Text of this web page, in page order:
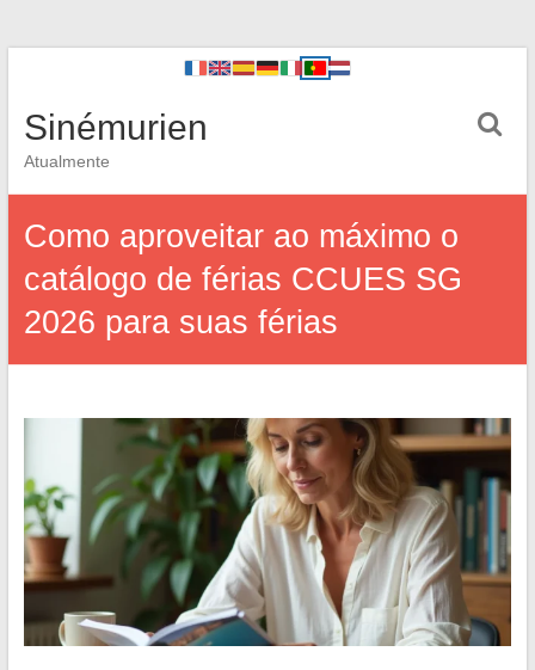
Sinémurien
Atualmente
Como aproveitar ao máximo o
catálogo de férias CCUES SG
2026 para suas férias